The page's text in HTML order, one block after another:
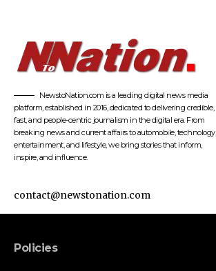
NewstoNation.com is a leading digital news media
platform, established in 2016, dedicated to delivering credible,
fast, and people-centric journalism in the digital era. From
breaking news and current affairs to automobile, technology,
entertainment, and lifestyle, we bring stories that inform,
inspire, and influence.
contact@newstonation.com
Policies